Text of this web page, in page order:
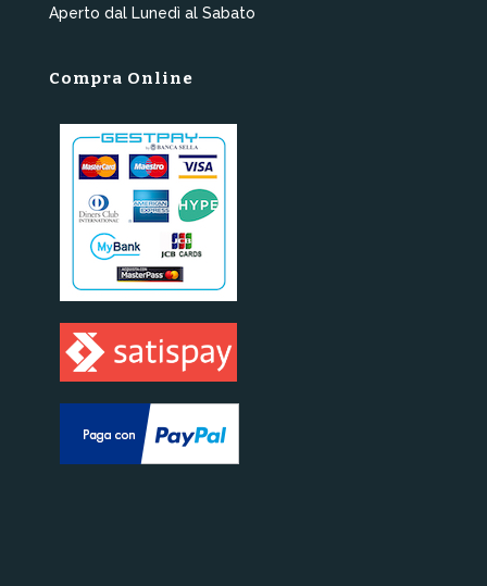
Aperto dal Lunedì al Sabato
Compra Online